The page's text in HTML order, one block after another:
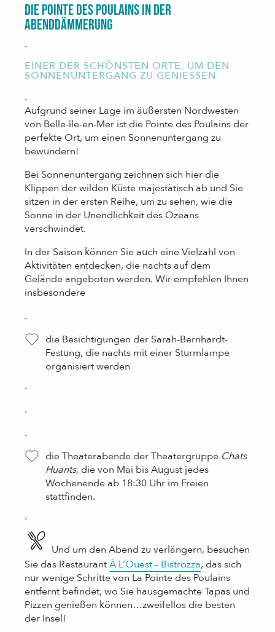
Die Pointe des Poulains in der
Abenddämmerung
.
EINER DER SCHÖNSTEN ORTE, UM DEN
SONNENUNTERGANG ZU GENIESSEN
.
Aufgrund seiner Lage im äußersten Nordwesten
von Belle-île-en-Mer ist die Pointe des Poulains der
perfekte Ort, um einen Sonnenuntergang zu
bewundern!
Bei Sonnenuntergang zeichnen sich hier die
Klippen der wilden Küste majestätisch ab und Sie
sitzen in der ersten Reihe, um zu sehen, wie die
Sonne in der Unendlichkeit des Ozeans
verschwindet.
In der Saison können Sie auch eine Vielzahl von
Aktivitäten entdecken, die nachts auf dem
Gelände angeboten werden. Wir empfehlen Ihnen
insbesondere
.
die Besichtigungen der Sarah-Bernhardt-
Festung, die nachts mit einer Sturmlampe
organisiert werden
.
.
.
die Theaterabende der Theatergruppe Chats
Huants, die von Mai bis August jedes
Wochenende ab 18:30 Uhr im Freien
stattfinden.
.
Und um den Abend zu verlängern, besuchen
Sie das RestaurantÀ L’Ouest – Bistrozza, das sich
nur wenige Schritte von La Pointe des Poulains
entfernt befindet, wo Sie hausgemachte Tapas und
Pizzen genießen können…zweifellos die besten
der Insel!